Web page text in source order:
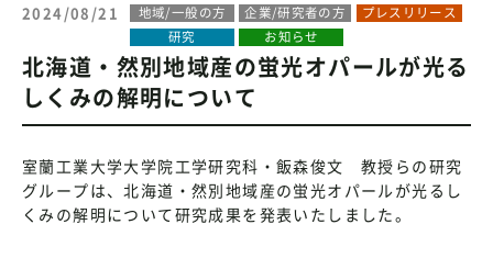
2024/08/21 地域/一般の方 企業/研究者の方
プレスリリース
研究
お知らせ
北海道・然別地域産の蛍光オパールが光る
しくみの解明について
室蘭工業大学大学院工学研究科・飯森俊文 教授らの研究
グループは、北海道・然別地域産の蛍光オパールが光るし
くみの解明について研究成果を発表いたしました。